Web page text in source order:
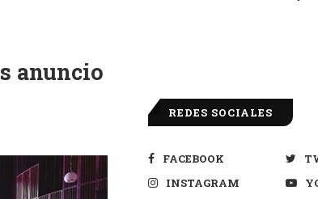
anuncio
REDES SOCIALES
FACEBOOK
INSTAGRAM